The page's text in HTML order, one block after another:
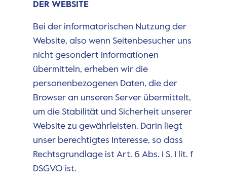
DER WEBSITE
Bei der informatorischen Nutzung der
Website, also wenn Seitenbesucher uns
nicht gesondert Informationen
übermitteln, erheben wir die
personenbezogenen Daten, die der
Browser an unseren Server übermittelt,
um die Stabilität und Sicherheit unserer
Website zu gewährleisten. Darin liegt
unser berechtigtes Interesse, so dass
Rechtsgrundlage ist Art. 6 Abs. 1 S. 1 lit. f
DSGVO ist.